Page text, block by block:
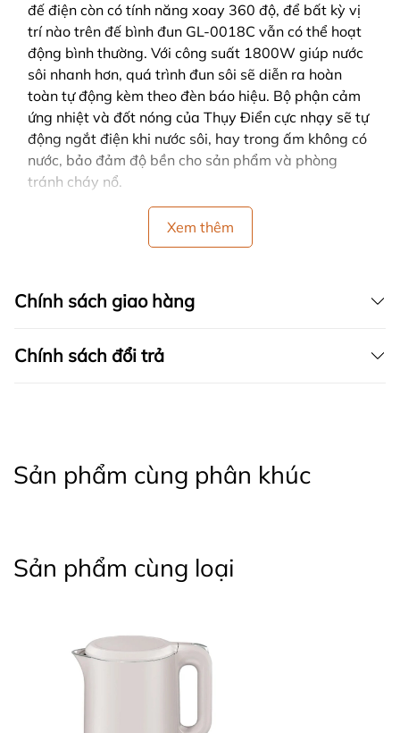
đế điện còn có tính năng xoay 360 độ, để bất kỳ vị
trí nào trên đế bình đun GL-0018C vẫn có thể hoạt
động bình thường. Với công suất 1800W giúp nước
sôi nhanh hơn, quá trình đun sôi sẽ diễn ra hoàn
toàn tự động kèm theo đèn báo hiệu. Bộ phận cảm
ứng nhiệt và đốt nóng của Thụy Điển cực nhạy sẽ tự
động ngắt điện khi nước sôi, hay trong ấm không có
nước, bảo đảm độ bền cho sản phẩm và phòng
tránh cháy nổ.
Xem thêm
Chính sách giao hàng
Chính sách đổi trả
Sản phẩm cùng phân khúc
Sản phẩm cùng loại